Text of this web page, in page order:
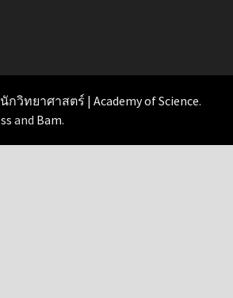
กวิทยาศาสตร์ | Academy of Science.
and Bam.